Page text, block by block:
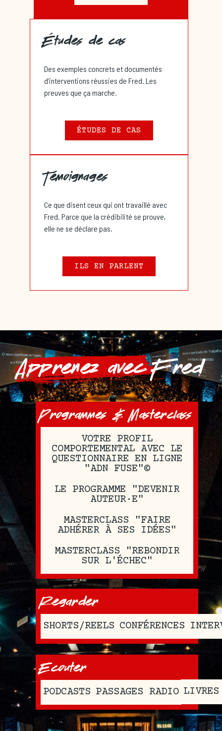
Études de cas
Des exemples concrets et documentés
d’interventions réussies de Fred. Les
preuves que ça marche.
ÉTUDES DE CAS
Témoignages
Ce que disent ceux qui ont travaillé avec
Fred. Parce que la crédibilité se prouve,
elle ne se déclare pas.
ILS EN PARLENT
Apprenez avec Fred
Programmes & Masterclass
VOTRE PROFIL
COMPORTEMENTAL AVEC LE
QUESTIONNAIRE EN LIGNE
"ADN FUSE"©
LE PROGRAMME "DEVENIR
AUTEUR·E"
MASTERCLASS "FAIRE
ADHÉRER À SES IDÉES"
MASTERCLASS "REBONDIR
SUR L'ÉCHEC"
Regarder
SHORTS/REELS CONFÉRENCES
Ecouter
PODCASTS PASSAGES RADIO